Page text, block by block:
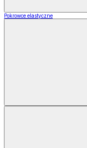
Pokrowce elastyczne